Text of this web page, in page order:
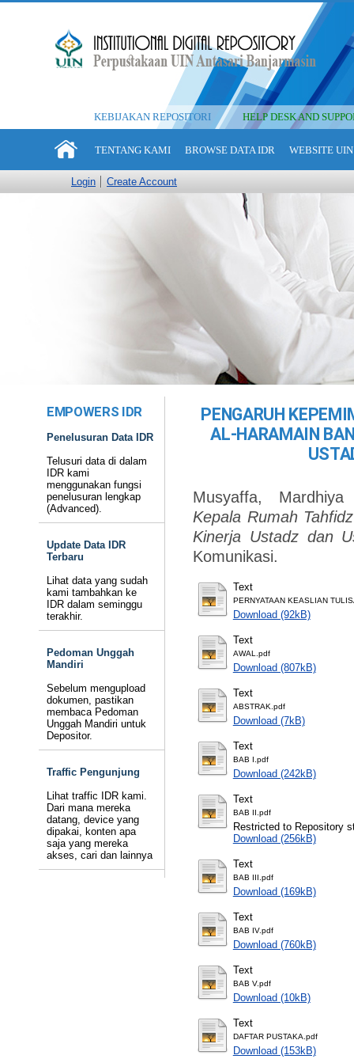
KEBIJAKAN REPOSITORI HELP DESK AND
TENTANG KAMI BROWSE DATA IDR WEBSITE
Login Create Account
EMPOWERS IDR
Penelusuran Data IDR
Telusuri data di dalam
IDR kami
menggunakan fungsi
penelusuran lengkap
(Advanced).
Update Data IDR
Terbaru
Lihat data yang sudah
kami tambahkan ke
IDR dalam seminggu
terakhir.
Pedoman Unggah
Mandiri
Sebelum mengupload
dokumen, pastikan
membaca Pedoman
Unggah Mandiri untuk
Depositor.
Traffic Pengunjung
Lihat traffic IDR kami.
Dari mana mereka
datang, device yang
dipakai, konten apa
saja yang mereka
akses, cari dan lainnya
PENGARUH
AL-HARAMAIN
Musyaffa, Mardhiya
Kepala Rumah
Kinerja Ustadz dan
Komunikasi.
Text
PERNYATAAN KEASLIAN
Download (92kB)
Text
AWAL.pdf
Download (807kB)
Text
ABSTRAK.pdf
Download (7kB)
Text
BAB I.pdf
Download (242kB)
Text
BAB II.pdf
Restricted to Repository
Download (256kB)
Text
BAB III.pdf
Download (169kB)
Text
BAB IV.pdf
Download (760kB)
Text
BAB V.pdf
Download (10kB)
Text
DAFTAR PUSTAKA.pdf
Download (153kB)